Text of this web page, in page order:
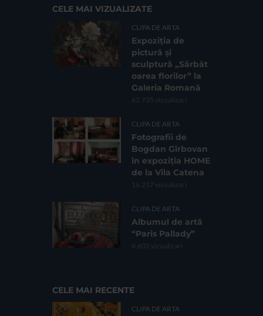
CELE MAI VIZUALIZATE
CLIPA DE ARTA
Expoziția de
pictură și
sculptură „Sărbăt
oarea florilor” la
Galeria Romană
62.735 vizualizari
CLIPA DE ARTA
Fotografii de
Bogdan Gîrbovan
în expoziția HOME
de la Vila Catena
16.217 vizualizari
CLIPA DE ARTA
Albumul de artă
“Paris Pallady”
6.602 vizualizari
CELE MAI RECENTE
CLIPA DE ARTA